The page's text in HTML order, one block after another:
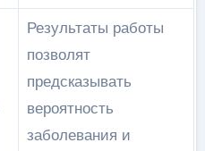
Результаты работы
позволят
предсказывать
вероятность
заболевания и